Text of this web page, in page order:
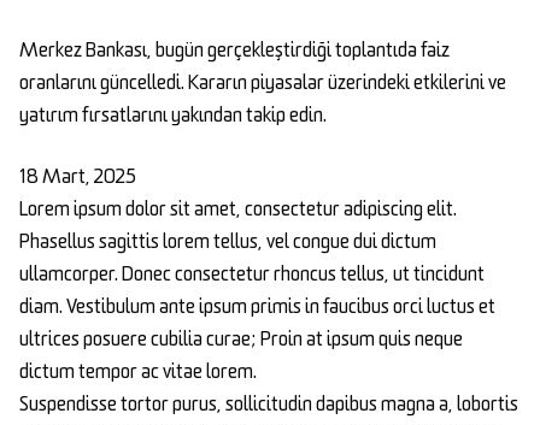
Merkez Bankası, bugün gerçekleştirdiği toplantıda faiz
oranlarını güncelledi. Kararın piyasalar üzerindeki etkilerini ve
yatırım fırsatlarını yakından takip edin.
18 Mart, 2025
Lorem ipsum dolor sit amet, consectetur adipiscing elit.
Phasellus sagittis lorem tellus, vel congue dui dictum
ullamcorper. Donec consectetur rhoncus tellus, ut tincidunt
diam. Vestibulum ante ipsum primis in faucibus orci luctus et
ultrices posuere cubilia curae; Proin at ipsum quis neque
dictum tempor ac vitae lorem.
Suspendisse tortor purus, sollicitudin dapibus magna a, lobortis